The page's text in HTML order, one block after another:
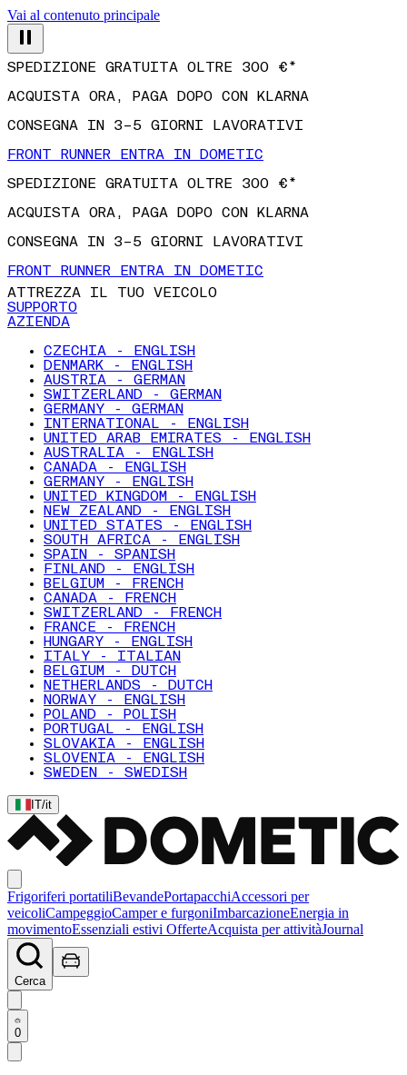
Vai al contenuto principale
SPEDIZIONE GRATUITA OLTRE 300 €*
ACQUISTA ORA, PAGA DOPO CON KLARNA
CONSEGNA IN 3–5 GIORNI LAVORATIVI
FRONT RUNNER ENTRA IN DOMETIC
SPEDIZIONE GRATUITA OLTRE 300 €*
ACQUISTA ORA, PAGA DOPO CON KLARNA
CONSEGNA IN 3–5 GIORNI LAVORATIVI
FRONT RUNNER ENTRA IN DOMETIC
ATTREZZA IL TUO VEICOLO
SUPPORTO
AZIENDA
CZECHIA - ENGLISH
DENMARK - ENGLISH
AUSTRIA - GERMAN
SWITZERLAND - GERMAN
GERMANY - GERMAN
INTERNATIONAL - ENGLISH
UNITED ARAB EMIRATES - ENGLISH
AUSTRALIA - ENGLISH
CANADA - ENGLISH
GERMANY - ENGLISH
UNITED KINGDOM - ENGLISH
NEW ZEALAND - ENGLISH
UNITED STATES - ENGLISH
SOUTH AFRICA - ENGLISH
SPAIN - SPANISH
FINLAND - ENGLISH
BELGIUM - FRENCH
CANADA - FRENCH
SWITZERLAND - FRENCH
FRANCE - FRENCH
HUNGARY - ENGLISH
ITALY - ITALIAN
BELGIUM - DUTCH
NETHERLANDS - DUTCH
NORWAY - ENGLISH
POLAND - POLISH
PORTUGAL - ENGLISH
SLOVAKIA - ENGLISH
SLOVENIA - ENGLISH
SWEDEN - SWEDISH
IT/it
Frigoriferi portatiliBevandePortapacchiAccessori per
veicoliCampeggioCamper e furgoniImbarcazioneEnergia in
movimentoEssenziali estivi OfferteAcquista per attivitàJournal
Cerca
0